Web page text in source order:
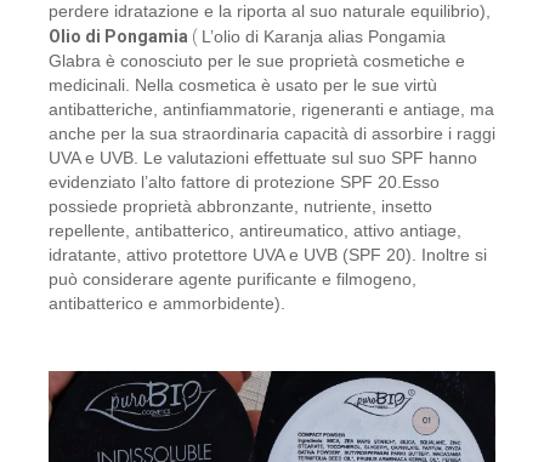
perdere idratazione e la riporta al suo naturale equilibrio),
Olio di Pongamia ( L’olio di Karanja alias Pongamia
Glabra è conosciuto per le sue proprietà cosmetiche e
medicinali. Nella cosmetica è usato per le sue virtù
antibatteriche, antinfiammatorie, rigeneranti e antiage, ma
anche per la sua straordinaria capacità di assorbire i raggi
UVA e UVB. Le valutazioni effettuate sul suo SPF hanno
evidenziato l’alto fattore di protezione SPF 20.Esso
possiede proprietà abbronzante, nutriente, insetto
repellente, antibatterico, antireumatico, attivo antiage,
idratante, attivo protettore UVA e UVB (SPF 20). Inoltre si
può considerare agente purificante e filmogeno,
antibatterico e ammorbidente).